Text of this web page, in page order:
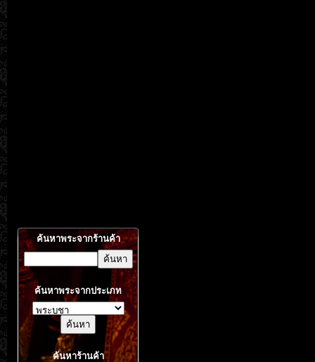
ค้นหาพระจากร้านค้า
ค้นหาพระจากประเภท
ค้นหาร้านค้า